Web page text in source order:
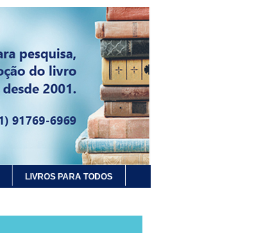
LIVROS PARA TODOS